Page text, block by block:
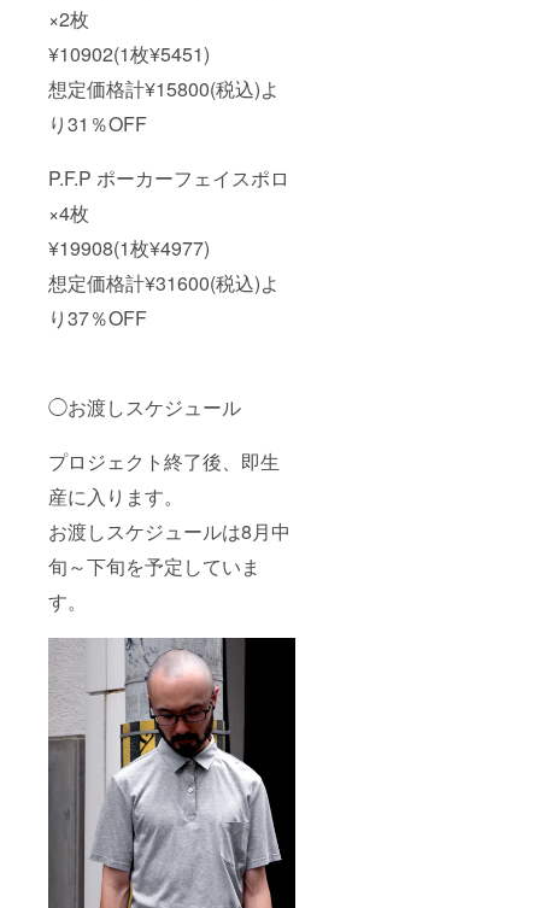
×2枚
¥10902(1枚¥5451)
想定価格計¥15800(税込)よ
り31％OFF
P.F.P ポーカーフェイスポロ
×4枚
¥19908(1枚¥4977)
想定価格計¥31600(税込)よ
り37％OFF
◯お渡しスケジュール
プロジェクト終了後、即生
産に入ります。
お渡しスケジュールは8月中
旬～下旬を予定していま
す。